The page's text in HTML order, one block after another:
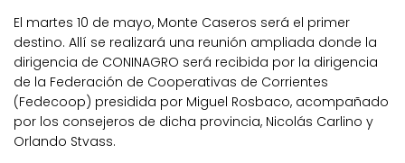
El martes 10 de mayo, Monte Caseros será el primer
destino. Allí se realizará una reunión ampliada donde la
dirigencia de CONINAGRO será recibida por la dirigencia
de la Federación de Cooperativas de Corrientes
(Fedecoop) presidida por Miguel Rosbaco, acompañado
por los consejeros de dicha provincia, Nicolás Carlino y
Orlando Stvass.